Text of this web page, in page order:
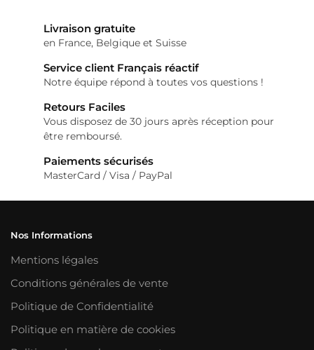
Livraison gratuite
en France, Belgique et Suisse
Service client Français réactif
Notre équipe répond à toutes vos questions !
Retours Faciles
Vous disposez de 30 jours après réception pour
être remboursé.
Paiements sécurisés
MasterCard / Visa / PayPal
Nos Informations
Mentions légales
Conditions générales de vente
Politique de Confidentialité
Politique en matière de cookies